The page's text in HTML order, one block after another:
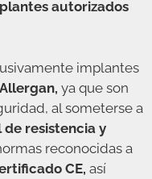
autorizados
implantes
Allergan, ya que son
al someterse a
de resistencia y
reconocidas a
CE, así